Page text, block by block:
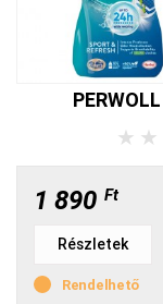
★ ★
1 890 Ft
Részletek
Rendelhető